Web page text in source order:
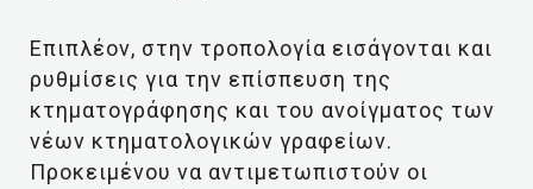
Επιπλέον, στην τροπολογία εισάγονται και
ρυθμίσεις για την επίσπευση της
κτηματογράφησης και του ανοίγματος των
νέων κτηματολογικών γραφείων.
Προκειμένου να αντιμετωπιστούν οι